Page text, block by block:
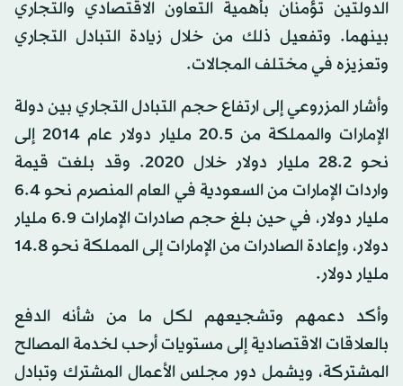
الدولتين تؤمنان بأهمية التعاون الاقتصادي والتجاري
بينهما. وتفعيل ذلك من خلال زيادة التبادل التجاري
وتعزيزه في مختلف المجالات.
وأشار المزروعي إلى ارتفاع حجم التبادل التجاري بين دولة
الإمارات والمملكة من 20.5 مليار دولار عام 2014 إلى
نحو 28.2 مليار دولار خلال 2020. وقد بلغت قيمة
واردات الإمارات من السعودية في العام المنصرم نحو 6.4
مليار دولار، في حين بلغ حجم صادرات الإمارات 6.9 مليار
دولار، وإعادة الصادرات من الإمارات إلى المملكة نحو 14.8
مليار دولار.
وأكد دعمهم وتشجيعهم لكل ما من شأنه الدفع
بالعلاقات الاقتصادية إلى مستويات أرحب لخدمة المصالح
المشتركة، ويشمل دور مجلس الأعمال المشترك وتبادل